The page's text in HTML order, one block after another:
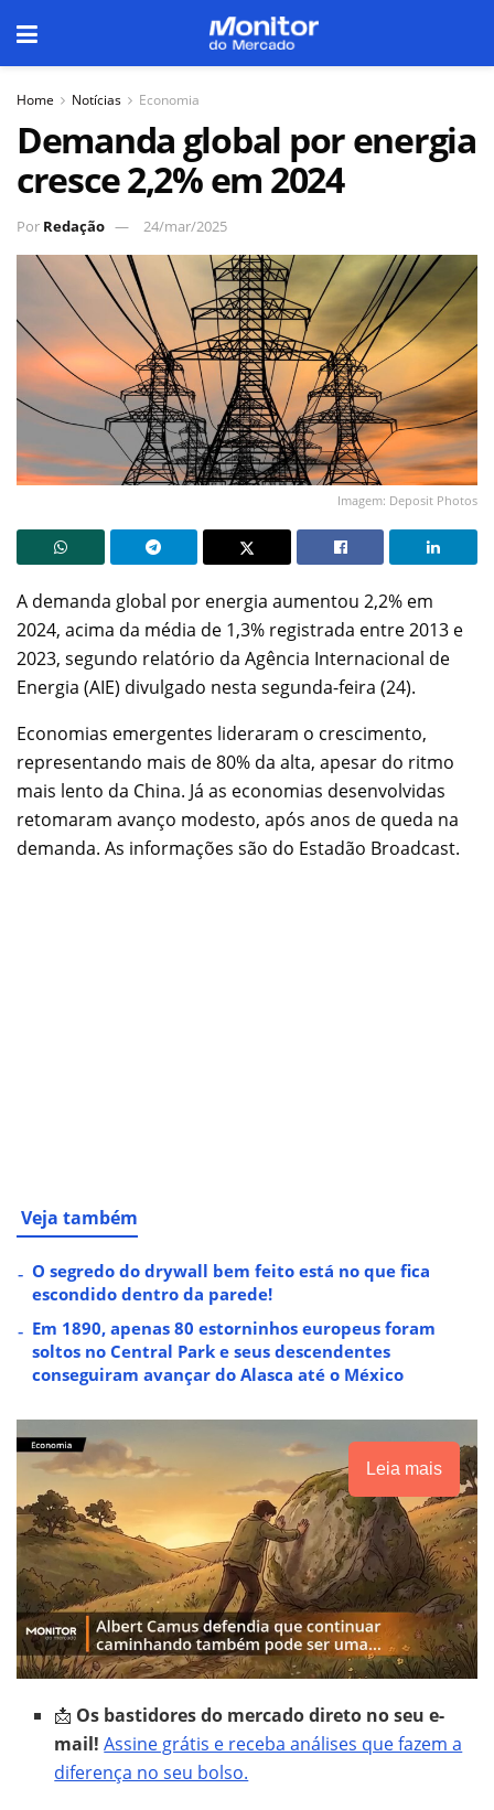
Home Notícias Economia
Demanda global por energia
cresce 2,2% em 2024
Por Redação 24/mar/2025
Imagem: Deposit Photos
A demanda global por energia aumentou 2,2% em
2024, acima da média de 1,3% registrada entre 2013 e
2023, segundo relatório da Agência Internacional de
Energia (AIE) divulgado nesta segunda-feira (24).
Economias emergentes lideraram o crescimento,
representando mais de 80% da alta, apesar do ritmo
mais lento da China. Já as economias desenvolvidas
retomaram avanço modesto, após anos de queda na
demanda. As informações são do Estadão Broadcast.
Veja também
O segredo do drywall bem feito está no que fica
escondido dentro da parede!
Em 1890, apenas 80 estorninhos europeus foram
soltos no Central Park e seus descendentes
conseguiram avançar do Alasca até o México
Leia mais
📩 Os bastidores do mercado direto no seu e-
mail! Assine grátis e receba análises que fazem a
diferença no seu bolso.